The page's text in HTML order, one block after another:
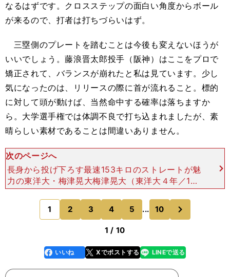
なるはずです。クロスステップの面白い角度からボール
が来るので、打者は打ちづらいはず。
三塁側のプレートを踏むことは今後も変えないほうが
いいでしょう。藤浪晋太郎投手（阪神）はここをプロで
矯正されて、バランスが崩れたと私は見ています。少し
気になったのは、リリースの際に首が流れること。標的
に対して頭が動けば、当然命中する確率は落ちますか
ら。大学選手権では体調不良で打ち込まれましたが、素
晴らしい素材であることは間違いありません。
次のページへ
長身から投げ下ろす最速153キロのストレートが魅
力の東洋大・梅津晃大梅津晃大（東洋大４年／187
cm・92kg／右投右打） 馬力のある長身右腕です
ね。ただ、体に力があることは伝わりますが、腕力
に頼っ
1 2 3 4 5 ... 10
1 / 10
faceboo
k
いいね Xでポストする
line LINEで送る